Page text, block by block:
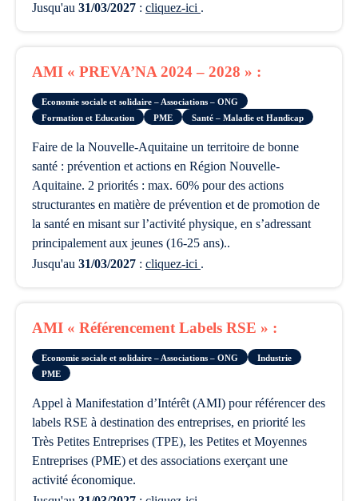
Jusqu'au 31/03/2027 : cliquez-ici .
AMI « PREVA’NA 2024 – 2028 » :
Economie sociale et solidaire – Associations – ONG
Formation et Education
PME Santé – Maladie et Handicap
Faire de la Nouvelle-Aquitaine un territoire de bonne
santé : prévention et actions en Région Nouvelle-
Aquitaine. 2 priorités : max. 60% pour des actions
structurantes en matière de prévention et de promotion de
la santé en misant sur l’activité physique, en s’adressant
principalement aux jeunes (16-25 ans)..
Jusqu'au 31/03/2027 : cliquez-ici .
AMI « Référencement Labels RSE » :
Economie sociale et solidaire – Associations – ONG
Industrie
PME
appel à Manifestation d’Intérêt (AMI) pour référencer des
labels RSE à destination des entreprises, en priorité les
Très Petites Entreprises (TPE), les Petites et Moyennes
Entreprises (PME) et des associations exerçant une
activité économique.